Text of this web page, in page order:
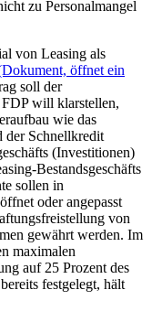
zu Personalmangel
von Leasing als
öffnet ein
soll der
FDP will klarstellen,
wie das
der Schnellkredit
(Investitionen)
-Bestandsgeschäfts
sollen in
oder angepasst
von
gewährt werden. Im
maximalen
auf 25 Prozent des
festgelegt, hält